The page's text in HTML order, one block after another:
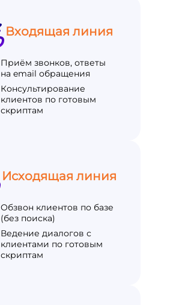
Входящая линия
Приём звонков, ответы
на email обращения
Консультирование
клиентов по готовым
скриптам
Исходящая линия
Обзвон клиентов по базе
(без поиска)
Ведение диалогов с
клиентами по готовым
скриптам